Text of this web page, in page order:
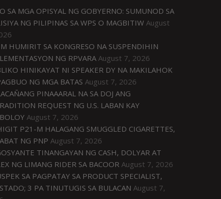
SA MGA OPISYAL NG GOBYERNO: SUMUNOD SA
NG PILIPINAS SA WPS O MAGBITIW August
HUMIRIT SA KONGRESO NA SUSPENDIHIN
NG RPVARA August 7, 2026
HINIKAYAT NI SPEAKER DY NA MAKILAHOK
NG MGA BATAS August 7, 2026
PINAAARAL NA SA DOJ ANG
REQUEST NG U.S. LABAN KAY
August 7, 2026
P21-M HALAGANG SMUGGLED CIGARETTES,
NG PNP August 7, 2026
TINANGAYAN NG CASH, DOLYAR AT
NG LIMANG RIDER SA BACOOR August 7, 2026
SA PAGPATAY SA PRODUCT SPECIALIST,
3 PA TINUTUGIS SA BULACAN August 7,